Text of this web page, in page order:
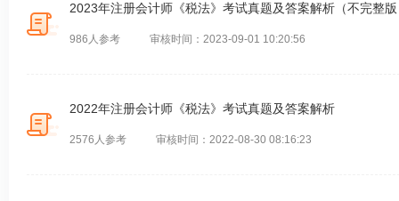
2023年注册会计师《税法》考试真题及答案解析（不完整
986人参考 审核时间：2023-09-01 10:20:56
2022年注册会计师《税法》考试真题及答案解析
2576人参考 审核时间：2022-08-30 08:16:23